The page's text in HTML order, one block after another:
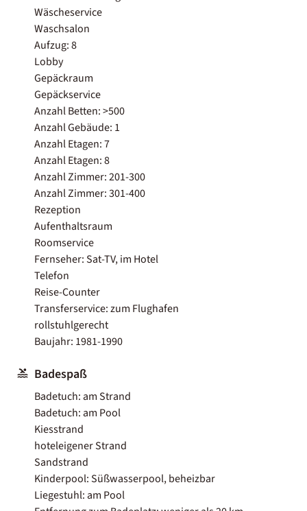
Wäscheservice
Waschsalon
Aufzug: 8
Lobby
Gepäckraum
Gepäckservice
Anzahl Betten: >500
Anzahl Gebäude: 1
Anzahl Etagen: 7
Anzahl Etagen: 8
Anzahl Zimmer: 201-300
Anzahl Zimmer: 301-400
Rezeption
Aufenthaltsraum
Roomservice
Fernseher: Sat-TV, im Hotel
Telefon
Reise-Counter
Transferservice: zum Flughafen
rollstuhlgerecht
Baujahr: 1981-1990
Badespaß
Badetuch: am Strand
Badetuch: am Pool
Kiesstrand
hoteleigener Strand
Sandstrand
Kinderpool: Süßwasserpool, beheizbar
Liegestuhl: am Pool